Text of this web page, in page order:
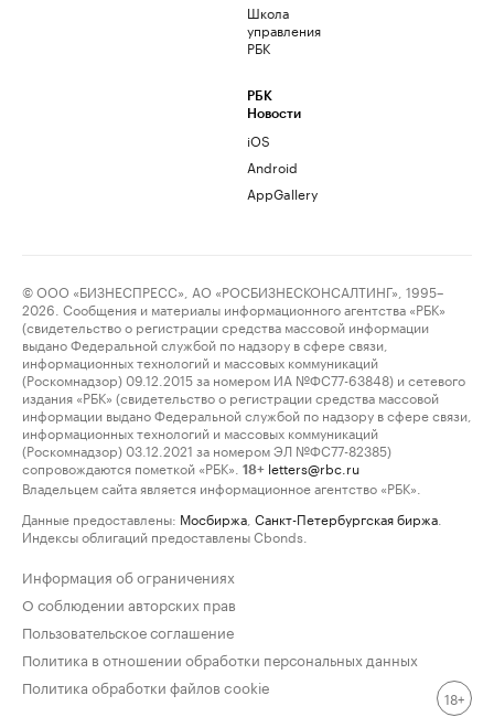
Школа
управления
РБК
РБК
Новости
iOS
Android
AppGallery
© ООО «БИЗНЕСПРЕСС», АО «РОСБИЗНЕСКОНСАЛТИНГ», 1995–
2026. Сообщения и материалы информационного агентства «РБК»
(свидетельство о регистрации средства массовой информации
выдано Федеральной службой по надзору в сфере связи,
информационных технологий и массовых коммуникаций
(Роскомнадзор) 09.12.2015 за номером ИА №ФС77-63848) и сетевого
издания «РБК» (свидетельство о регистрации средства массовой
информации выдано Федеральной службой по надзору в сфере связи,
информационных технологий и массовых коммуникаций
(Роскомнадзор) 03.12.2021 за номером ЭЛ №ФС77-82385)
сопровождаются пометкой «РБК».
18+ letters@rbc.ru
Владельцем сайта является информационное агентство «РБК».
Данные предоставлены: Мосбиржа Санкт-Петербургская биржа
Индексы облигаций предоставлены Cbonds.
Информация об ограничениях
О соблюдении авторских прав
Пользовательское соглашение
Политика в отношении обработки персональных данных
Политика обработки файлов cookie
18+